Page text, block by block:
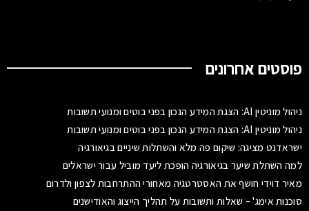
פוסטים אחרונים
ניהול מוניטין AI: הצגת המידע הנכון בפני בוטים ומנועי תשובות
ניהול מוניטין AI: הצגת המידע הנכון בפני בוטים ומנועי תשובות
ישראדנט מציגה: שיקום פה מלא והשתלות שיניים בגיאורגיה
למה השתלת שיער בגיאורגיה הופכת ליעד מוביל עבור ישראלים
מאיר דוידי חושף את האסטרטגיה מאחורי ההתרחבות לצפון ולדרום
סוכנות אימג' – שאלות ותשובות על תהליך הייצוג והאודישנים